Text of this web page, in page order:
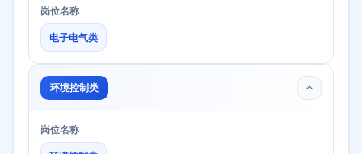
岗位名称
电子电气类
环境控制类
岗位名称